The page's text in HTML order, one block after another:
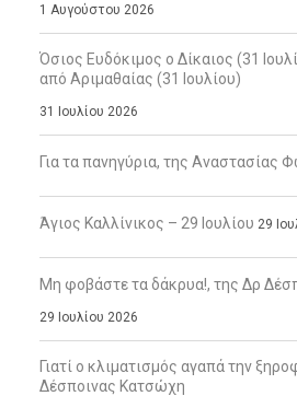
1 Αυγούστου 2026
Όσιος Ευδόκιμος ο Δίκαιος (31
από Αριμαθαίας (31 Ιουλίου)
31 Ιουλίου 2026
Για τα πανηγύρια, της Αναστασίας
Άγιος Καλλίνικος – 29 Ιουλίου 29
Μη φοβάστε τα δάκρυα!, της Δρ
29 Ιουλίου 2026
Γιατί ο κλιματισμός αγαπά την
Δέσποινας Κατσώχη